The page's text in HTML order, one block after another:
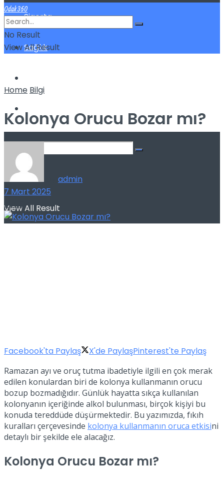
Sigorta
Sağlık
No Result
View All Result
Odak360
No Result
View All Result
Home Bilgi
Kolonya Orucu Bozar mı?
admin
7 Mart 2025
144 6
Facebook'ta Paylaş X'de PaylaşPinterest'te Paylaş
Ramazan ayı ve oruç tutma ibadetiyle ilgili en çok merak
edilen konulardan biri de kolonya kullanmanın orucu
bozup bozmadığıdır. Günlük hayatta sıkça kullanılan
kolonyanın içeriğinde alkol bulunması, birçok kişiyi bu
konuda tereddüde düşürmektedir. Bu yazımızda, fıkıh
kuralları çerçevesinde kolonya kullanmanın oruca etkisini
detaylı bir şekilde ele alacağız.
Kolonya Orucu Bozar mı?